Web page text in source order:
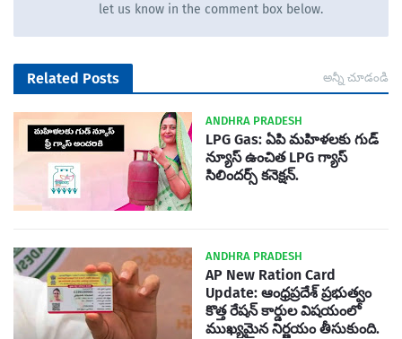
let us know in the comment box below.
Related Posts అన్నీ చూడండి
ANDHRA PRADESH
LPG Gas: ఏపి మహిళలకు గుడ్
న్యూస్ ఉంచిత LPG గ్యాస్
సిలిందర్స్ కనెక్షన్.
ANDHRA PRADESH
AP New Ration Card
Update: ఆంధ్రప్రదేశ్ ప్రభుత్వం
కొత్త రేషన్ కార్డుల విషయంలో
ముఖ్యమైన నిర్ణయం తీసుకుంది.